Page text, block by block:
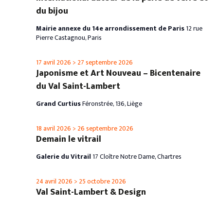
du bijou
Mairie annexe du 14e arrondissement de Paris12 rue
Pierre Castagnou, Paris
Japonisme et Art Nouveau – Bicentenaire
du Val Saint-Lambert
17 avril 2026 > 27 septembre 2026
Grand CurtiusFéronstrée, 136, Liège
Demain le vitrail
18 avril 2026 > 26 septembre 2026
Galerie du Vitrail17 Cloître Notre Dame, Chartres
Val Saint-Lambert & Design
24 avril 2026 > 25 octobre 2026